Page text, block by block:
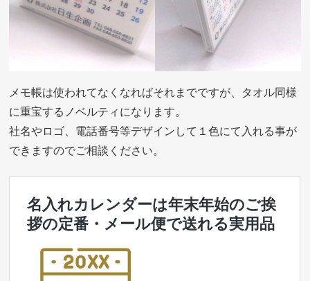
メモ帳は使われてなくなればそれまでですが、タオル同様
に重宝するノベルティになります。
社名やロゴ、電話番号等デザインして１色にて入れる事が
できますのでご相談ください。